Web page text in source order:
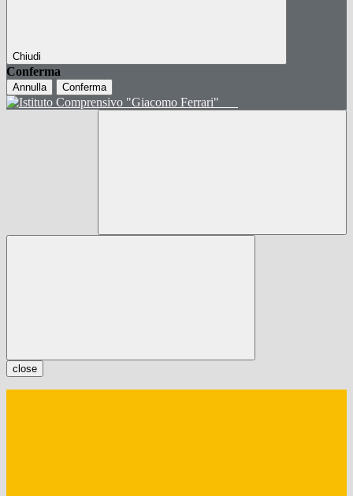
Chiudi
Conferma
Annulla Conferma
close